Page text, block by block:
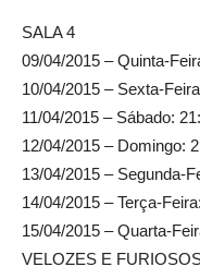
SALA 4
09/04/2015 – Quinta-
10/04/2015 – Sexta-
11/04/2015 – Sábado:
12/04/2015 – Domingo:
13/04/2015 – Segunda-
14/04/2015 – Terça-
15/04/2015 – Quarta-
VELOZES E